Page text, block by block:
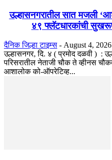
उल्हासनगरातील सात मजली
४९ फ्लॅटधारकांची
दैनिक जिल्हा टाइम्स - August 4, 2026
उल्हासनगर, दि. ४ ( प्रमोद दळवी ) :
परिसरातील नेताजी चौक ते व्हीनस
आशालोक को-ऑपरेटिव्ह...